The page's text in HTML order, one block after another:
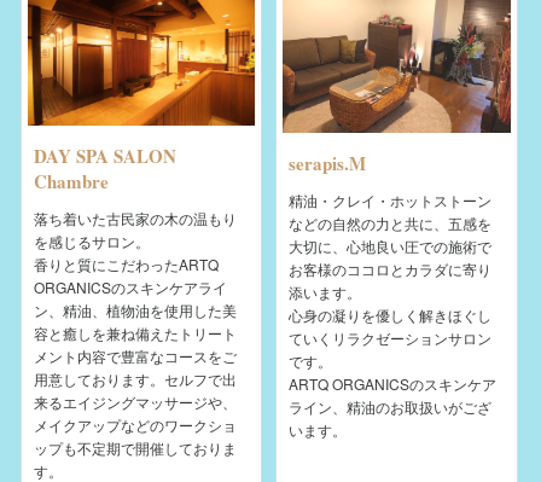
DAY SPA SALON
Chambre
落ち着いた古民家の木の温もり
を感じるサロン。
香りと質にこだわったARTQ
ORGANICSのスキンケアライ
ン、精油、植物油を使用した美
容と癒しを兼ね備えたトリート
メント内容で豊富なコースをご
用意しております。セルフで出
来るエイジングマッサージや、
メイクアップなどのワークショ
ップも不定期で開催しておりま
す。
serapis.M
精油・クレイ・ホットストーン
などの自然の力と共に、五感を
大切に、心地良い圧での施術で
お客様のココロとカラダに寄り
添います。
心身の凝りを優しく解きほぐし
ていくリラクゼーションサロン
です。
ARTQ ORGANICSのスキンケア
ライン、精油のお取扱いがござ
います。